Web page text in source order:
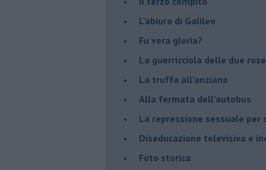
L'abiura di Galileo
Fu vera gloria?
La guerricciola delle due rose
La truffa all'anziano
Alla fermata dell'autobus
La repressione sessuale per
Diseducazione televisiva e
Foto storica